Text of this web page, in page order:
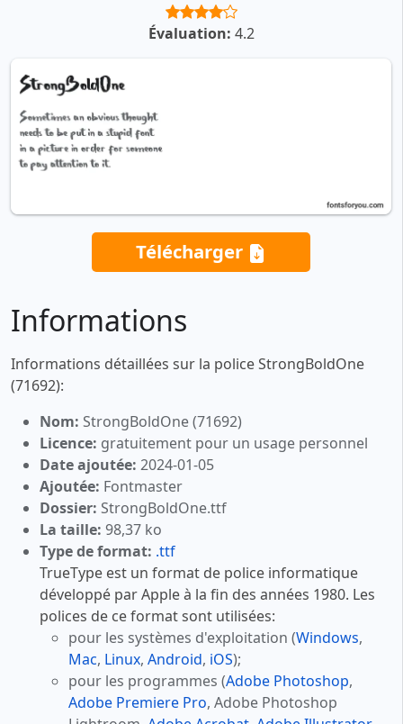
Évaluation: 4.2
Télécharger
Informations
Informations détaillées sur la police StrongBoldOne
(71692):
Nom: StrongBoldOne (71692)
Licence: gratuitement pour un usage personnel
Date ajoutée: 2024-01-05
Ajoutée: Fontmaster
Dossier: StrongBoldOne.ttf
La taille: 98,37 ko
Type de format: .ttf
TrueType est un format de police informatique
développé par Apple à la fin des années 1980. Les
polices de ce format sont utilisées:
pour les systèmes d'exploitation (Windows,
Mac, Linux, Android, iOS);
pour les programmes (Adobe Photoshop,
Adobe Premiere Pro, Adobe Photoshop